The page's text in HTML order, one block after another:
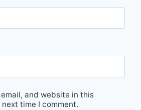
and website in this
time I comment.